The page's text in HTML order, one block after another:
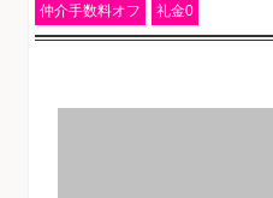
仲介手数料オフ 礼金0